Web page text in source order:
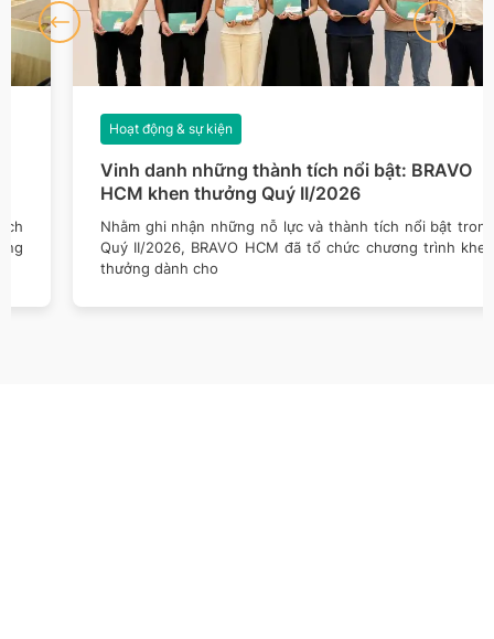
Vinh danh những thành tích nổi bật: BRAVO
HCM khen thưởng Quý II/2026
Hoạt động & sự kiện
Nhằm ghi nhận những nỗ lực và thành tích nổi bật trong
Quý II/2026, BRAVO HCM đã tổ chức chương trình khen
thưởng dành cho